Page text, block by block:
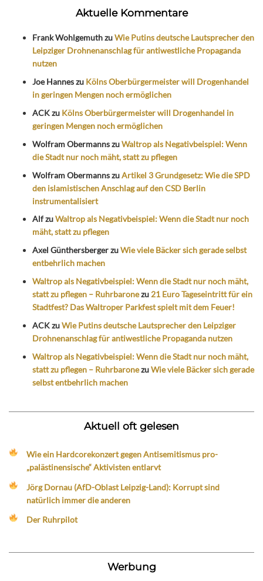
Aktuelle Kommentare
Frank WohlgemuthzuWie Putins deutsche Lautsprecher den
Leipziger Drohnenanschlag für antiwestliche Propaganda
nutzen
Joe Hanneszu Kölns Oberbürgermeister will Drogenhandel
in geringen Mengen noch ermöglichen
ACKzu Kölns Oberbürgermeister will Drogenhandel in
geringen Mengen noch ermöglichen
Wolfram ObermannszuWaltrop als Negativbeispiel: Wenn
die Stadt nur noch mäht, statt zu pflegen
Wolfram ObermannszuArtikel 3 Grundgesetz: Wie die SPD
den islamistischen Anschlag auf den CSD Berlin
instrumentalisiert
AlfzuWaltrop als Negativbeispiel: Wenn die Stadt nur noch
mäht, statt zu pflegen
Axel GünthersbergerzuWie viele Bäcker sich gerade selbst
entbehrlich machen
Waltrop als Negativbeispiel: Wenn die Stadt nur noch mäht,
statt zu pflegen – Ruhrbaronezu 21 Euro Tageseintritt für ein
Stadtfest? Das Waltroper Parkfest spielt mit dem Feuer!
ACKzuWie Putins deutsche Lautsprecher den Leipziger
Drohnenanschlag für antiwestliche Propaganda nutzen
Waltrop als Negativbeispiel: Wenn die Stadt nur noch mäht,
statt zu pflegen – RuhrbaronezuWie viele Bäcker sich gerade
selbst entbehrlich machen
Aktuell oft gelesen
Wie ein Hardcorekonzert gegen Antisemitismus pro-
„palästinensische“ Aktivisten entlarvt
Jörg Dornau (AfD-Oblast Leipzig-Land): Korrupt sind
natürlich immer die anderen
Der Ruhrpilot
Werbung